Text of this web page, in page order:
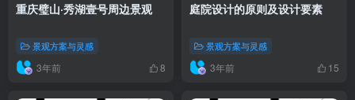
重庆璧山·秀湖壹号周边景观
景观方案与灵感
3年前 8
庭院设计的原则及设计要素
景观方案与灵感
3年前 15